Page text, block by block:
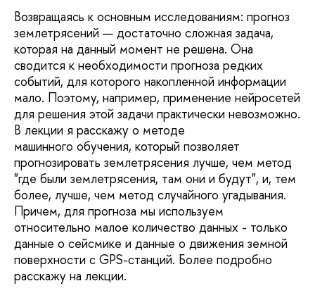
Возвращаясь к основным исследованиям: прогноз
землетрясений — достаточно сложная задача,
которая на данный момент не решена. Она
сводится к необходимости прогноза редких
событий, для которого накопленной информации
мало. Поэтому, например, применение нейросетей
для решения этой задачи практически невозможно.
В лекции я расскажу о методе
машинного обучения, который позволяет
прогнозировать землетрясения лучше, чем метод
"где были землетрясения, там они и будут", и, тем
более, лучше, чем метод случайного угадывания.
Причем, для прогноза мы используем
относительно малое количество данных - только
данные о сейсмике и данные о движения земной
поверхности с GPS-станций. Более подробно
расскажу на лекции.